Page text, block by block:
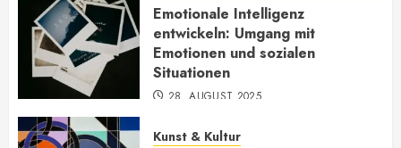
Emotionale Intelligenz
entwickeln: Umgang mit
Emotionen und sozialen
Situationen
28. AUGUST 2025
Kunst & Kultur